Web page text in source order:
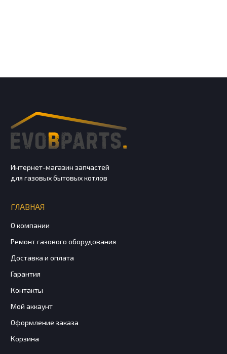
Интернет-магазин запчастей
для газовых бытовых котлов
ГЛАВНАЯ
О компании
Ремонт газового оборудования
Доставка и оплата
Гарантия
Контакты
Мой аккаунт
Оформление заказа
Корзина